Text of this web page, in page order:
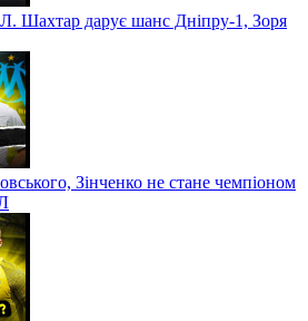
Шахтар дарує шанс Дніпру-1, Зоря
Зінченко не стане чемпіоном